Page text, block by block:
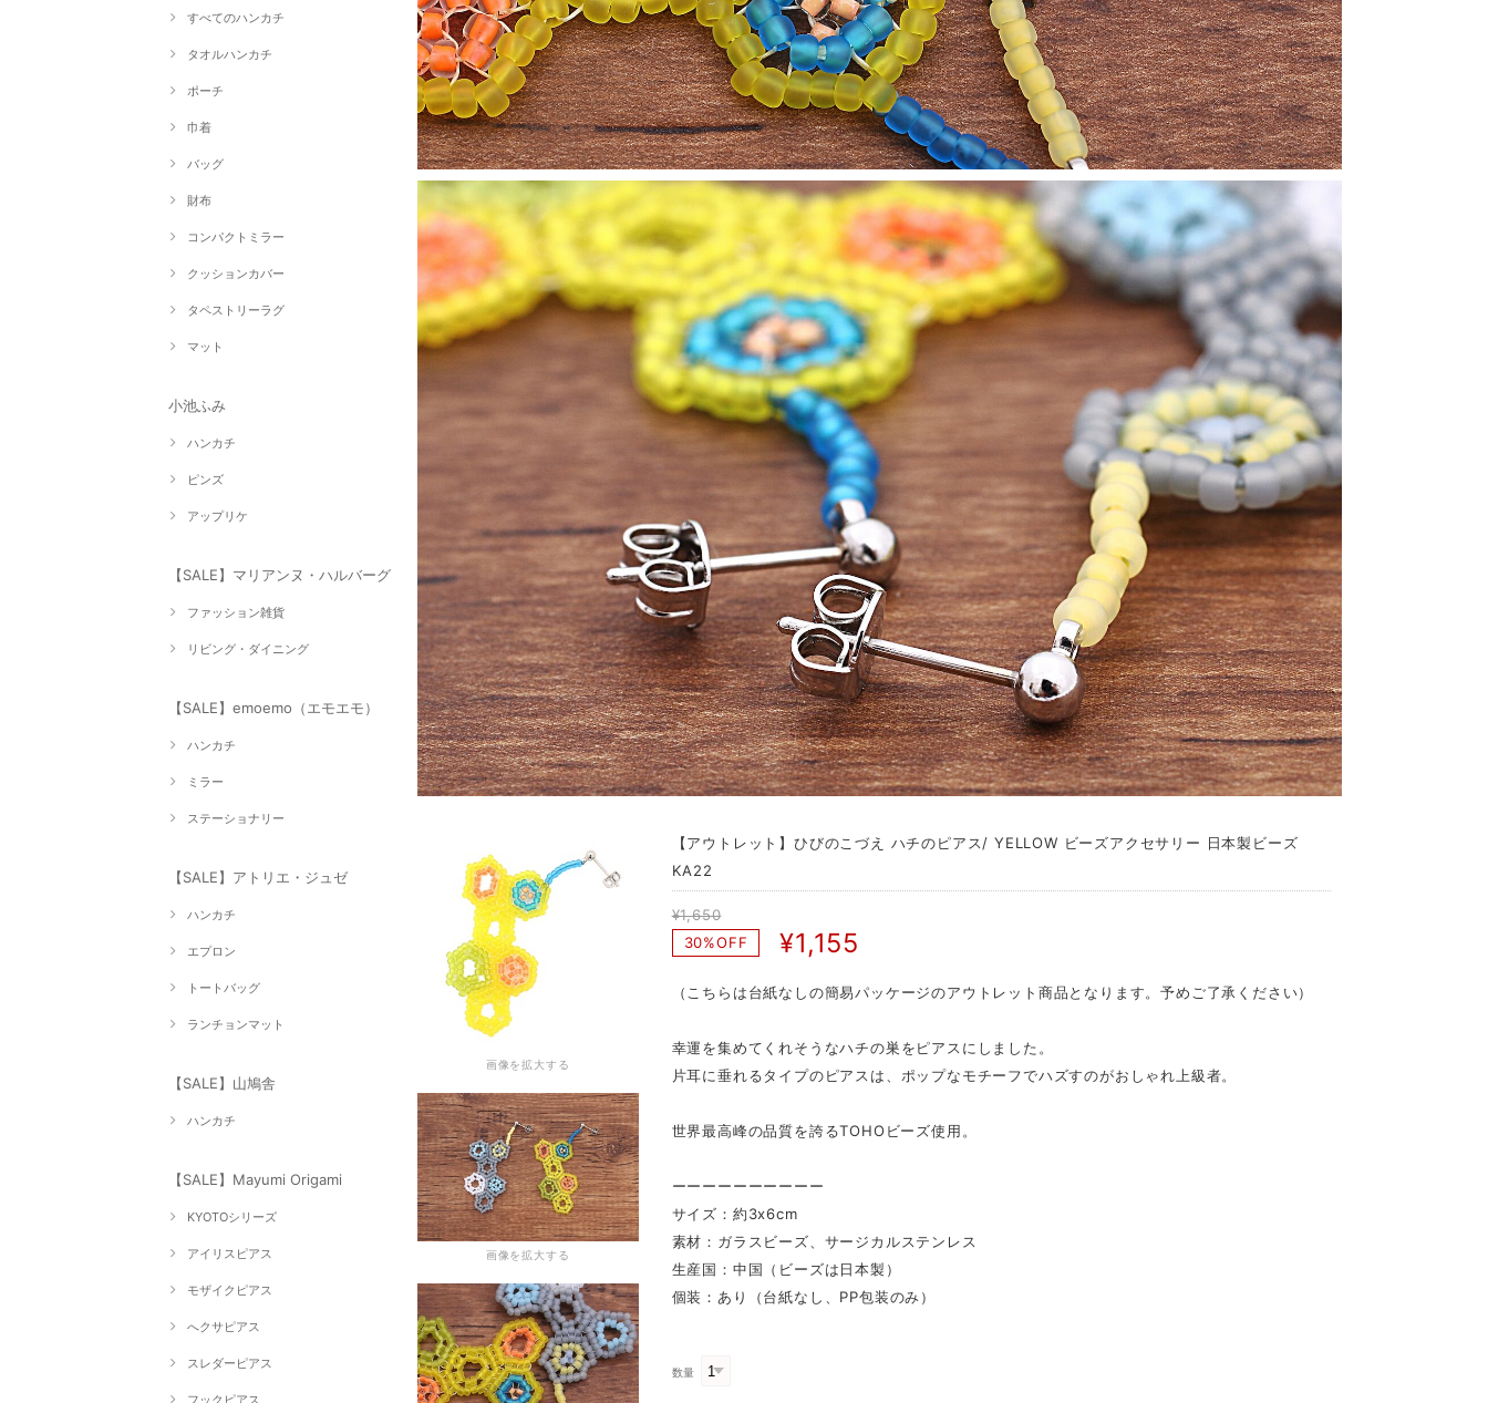
すべてのハンカチ
タオルハンカチ
ポーチ
巾着
バッグ
財布
コンパクトミラー
クッションカバー
タペストリーラグ
マット
小池ふみ
ハンカチ
ピンズ
アップリケ
【SALE】マリアンヌ・ハルバーグ
ファッション雑貨
リビング・ダイニング
【SALE】emoemo（エモエモ）
ハンカチ
ミラー
ステーショナリー
【SALE】アトリエ・ジュゼ
ハンカチ
エプロン
トートバッグ
ランチョンマット
【SALE】山鳩舎
ハンカチ
【SALE】Mayumi Origami
KYOTOシリーズ
アイリスピアス
モザイクピアス
へクサピアス
スレダーピアス
画像を拡大する
画像を拡大する
【アウトレット】ひびのこづえ ハチのピアス/ YELLOW ビーズアクセサリー 日本製ビーズ
KA22
¥1,650
30%OFF
¥1,155
（こちらは台紙なしの簡易パッケージのアウトレット商品となります。予めご了承ください）
幸運を集めてくれそうなハチの巣をピアスにしました。
片耳に垂れるタイプのピアスは、ポップなモチーフでハズすのがおしゃれ上級者。
世界最高峰の品質を誇るTOHOビーズ使用。
ーーーーーーーーーー
サイズ：約3x6cm
素材：ガラスビーズ、サージカルステンレス
生産国：中国（ビーズは日本製）
個装：あり（台紙なし、PP包装のみ）
数量